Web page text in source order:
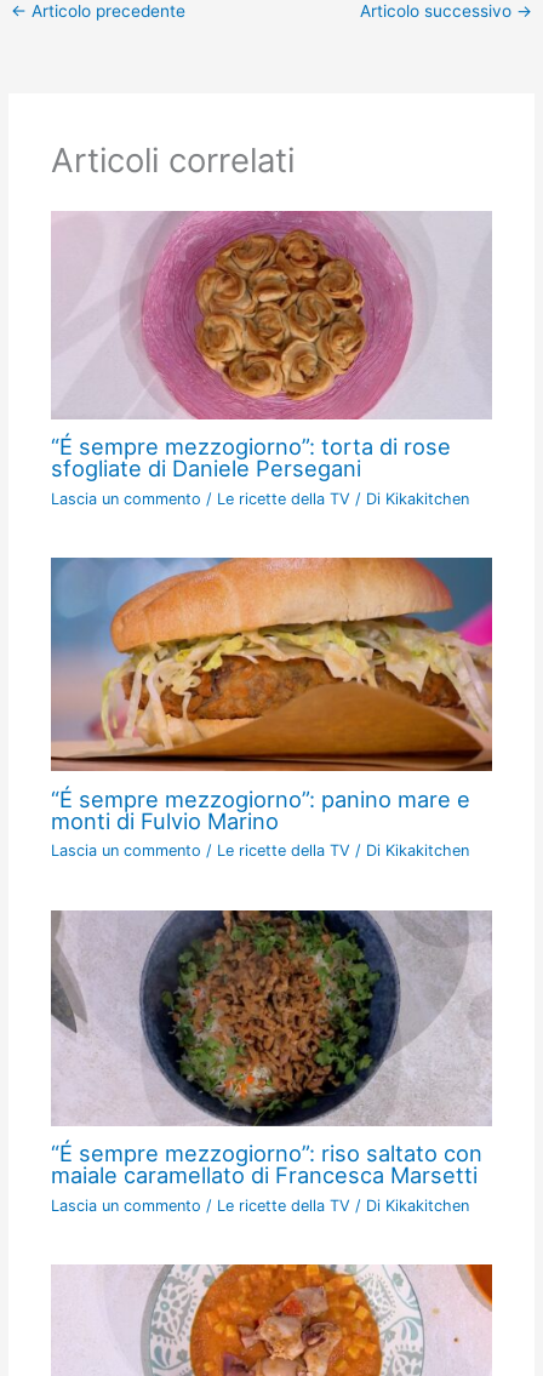
← Articolo precedente Articolo successivo →
Articoli correlati
“É sempre mezzogiorno”: torta di rose
sfogliate di Daniele Persegani
Lascia un commento / Le ricette della TV / Di Kikakitchen
“É sempre mezzogiorno”: panino mare e
monti di Fulvio Marino
Lascia un commento / Le ricette della TV / Di Kikakitchen
“É sempre mezzogiorno”: riso saltato con
maiale caramellato di Francesca Marsetti
Lascia un commento / Le ricette della TV / Di Kikakitchen